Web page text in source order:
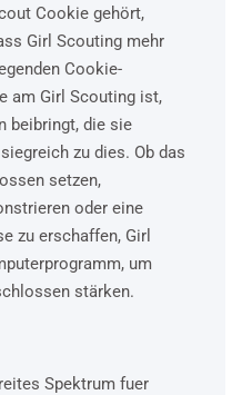
Cookie gehört,
Girl Scouting mehr
Cookie-
am Girl Scouting ist,
beibringt, die sie
zu dies. Ob das
setzen,
oder eine
zu erschaffen, Girl
um
stärken.
Spektrum fuer